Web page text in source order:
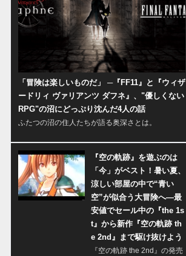
「冒険は楽しいものだ」 ─『FF11』と『ウィザ
ードリィ ヴァリアンツ ダフネ』、"優しくない
RPG"の沼にどっぷり沈んだ4人の話
ふたつの沼の住人たちが語る奥深さとは。
『空の軌跡』を遊ぶのは
「今」がベスト！暑い夏、
涼しい部屋の中で“青い
空”が似合う大冒険へ―最
安値でセール中の『the 1s
t』から新作『空の軌跡 th
e 2nd』まで駆け抜けよう
『空の軌跡 the 2nd』の発売